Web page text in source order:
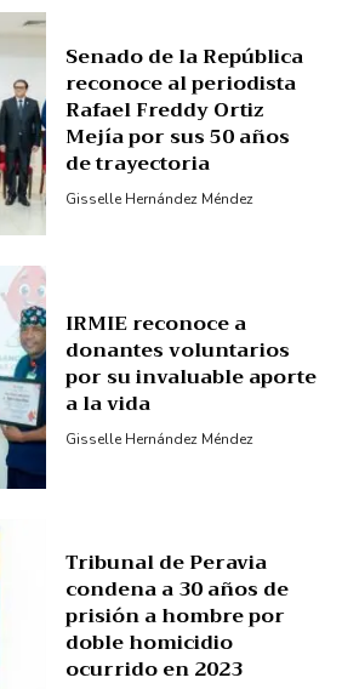
SUBSCRIBE NOW
Senado de la República
reconoce al periodista
Rafael Freddy Ortiz
Mejía por sus 50 años
de trayectoria
Gisselle Hernández Méndez
IRMIE reconoce a
donantes voluntarios
por su invaluable aporte
a la vida
Gisselle Hernández Méndez
Tribunal de Peravia
condena a 30 años de
prisión a hombre por
doble homicidio
ocurrido en 2023